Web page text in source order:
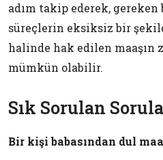
adım takip ederek,
süreçlerin eksiksiz bir
halinde hak edilen maaşın
mümkün olabilir.
Sık Sorulan
Bir kişi babasından dul